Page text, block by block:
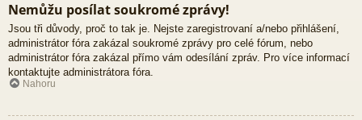
Nemůžu posílat soukromé zprávy!
Jsou tři důvody, proč to tak je. Nejste zaregistrovaní a/nebo přihlášení,
administrátor fóra zakázal soukromé zprávy pro celé fórum, nebo
administrátor fóra zakázal přímo vám odesílání zpráv. Pro více informací
kontaktujte administrátora fóra.
Nahoru